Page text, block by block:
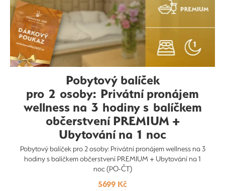
Pobytový balíček
pro 2 osoby: Privátní pronájem
wellness na 3 hodiny s balíčkem
občerstvení PREMIUM +
Ubytování na 1 noc
Pobytový balíček pro 2 osoby: Privátní pronájem wellness na 3
hodiny s balíčkem občerstvení PREMIUM + Ubytování na 1
noc (PO-ČT)
5699 Kč